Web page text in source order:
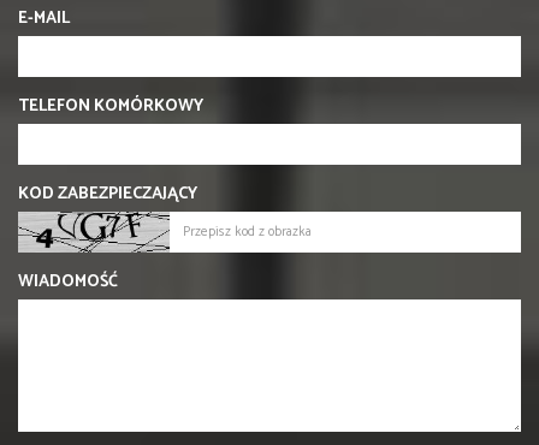
E-MAIL
TELEFON KOMÓRKOWY
KOD ZABEZPIECZAJĄCY
WIADOMOŚĆ